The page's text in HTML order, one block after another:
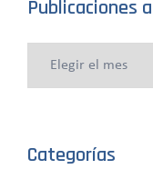
Publicaciones
Categorías